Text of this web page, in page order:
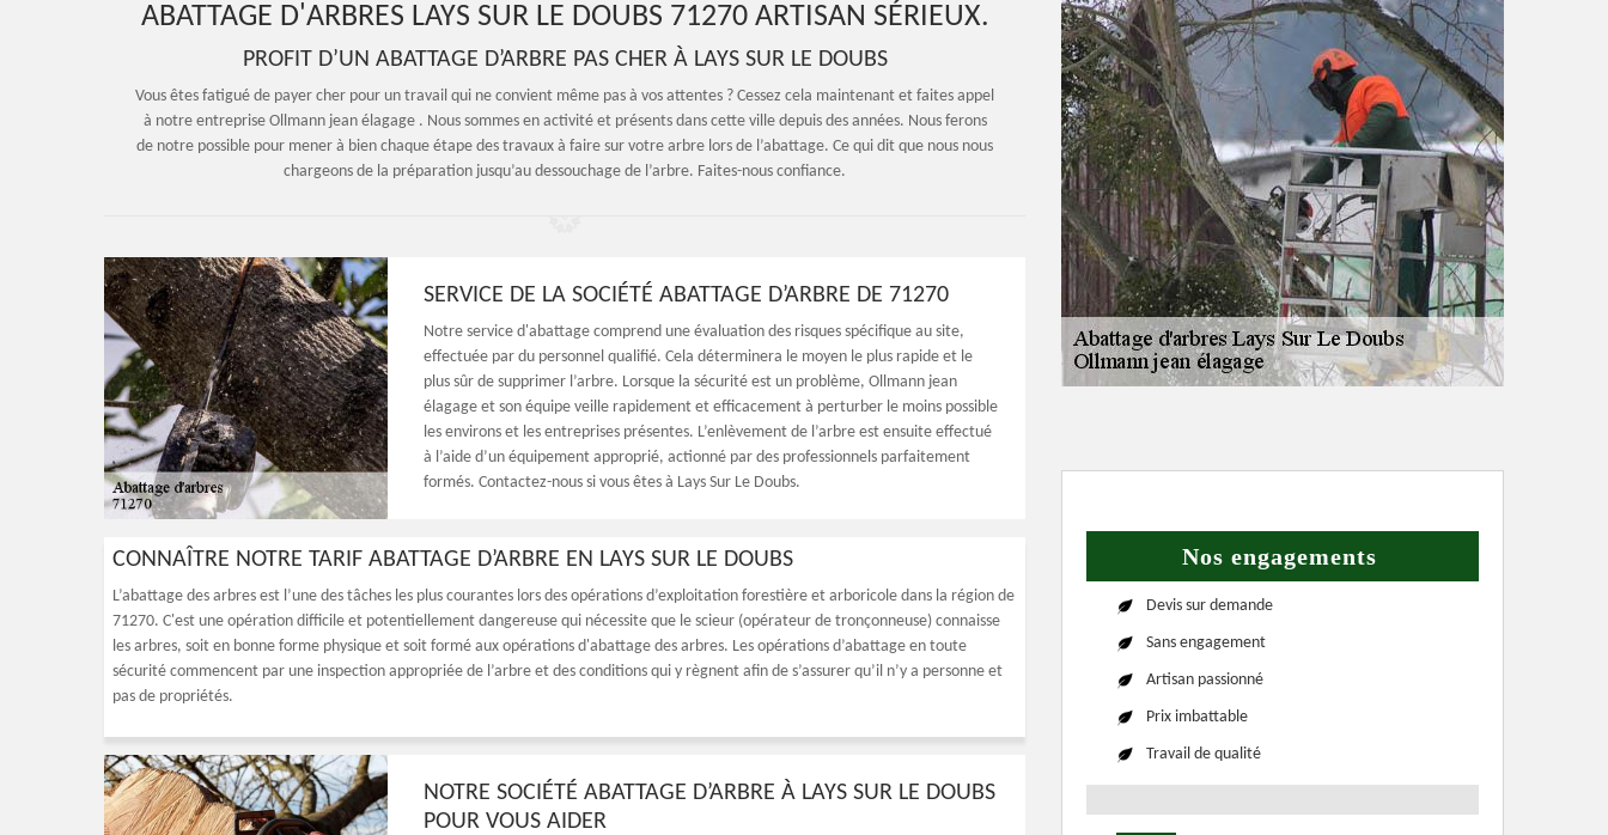
ABATTAGE D'ARBRES LAYS SUR LE DOUBS 71270 ARTISAN SÉRIEUX.
PROFIT D’UN ABATTAGE D’ARBRE PAS CHER À LAYS SUR LE DOUBS
Vous êtes fatigué de payer cher pour un travail qui ne convient même pas à vos attentes ? Cessez cela maintenant et faites appel
à notre entreprise Ollmann jean élagage . Nous sommes en activité et présents dans cette ville depuis des années. Nous ferons
de notre possible pour mener à bien chaque étape des travaux à faire sur votre arbre lors de l’abattage. Ce qui dit que nous nous
chargeons de la préparation jusqu’au dessouchage de l’arbre. Faites-nous confiance.
SERVICE DE LA SOCIÉTÉ ABATTAGE D’ARBRE DE 71270
Notre service d'abattage comprend une évaluation des risques spécifique au site,
effectuée par du personnel qualifié. Cela déterminera le moyen le plus rapide et le
plus sûr de supprimer l’arbre. Lorsque la sécurité est un problème, Ollmann jean
élagage et son équipe veille rapidement et efficacement à perturber le moins possible
les environs et les entreprises présentes. L’enlèvement de l’arbre est ensuite effectué
à l’aide d’un équipement approprié, actionné par des professionnels parfaitement
formés. Contactez-nous si vous êtes à Lays Sur Le Doubs.
CONNAÎTRE NOTRE TARIF ABATTAGE D’ARBRE EN LAYS SUR LE DOUBS
L’abattage des arbres est l’une des tâches les plus courantes lors des opérations d’exploitation forestière et arboricole dans la région de
71270. C'est une opération difficile et potentiellement dangereuse qui nécessite que le scieur (opérateur de tronçonneuse) connaisse
les arbres, soit en bonne forme physique et soit formé aux opérations d'abattage des arbres. Les opérations d’abattage en toute
sécurité commencent par une inspection appropriée de l’arbre et des conditions qui y règnent afin de s’assurer qu’il n’y a personne et
pas de propriétés.
NOTRE SOCIÉTÉ ABATTAGE D’ARBRE À LAYS SUR LE DOUBS
POUR VOUS AIDER
Nos engagements
Devis sur demande
Sans engagement
Artisan passionné
Prix imbattable
Travail de qualité